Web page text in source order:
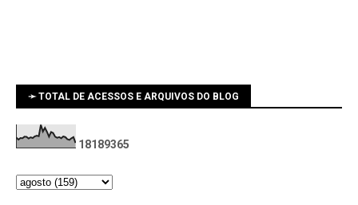
➛ TOTAL DE ACESSOS E ARQUIVOS DO BLOG
1 81 89365